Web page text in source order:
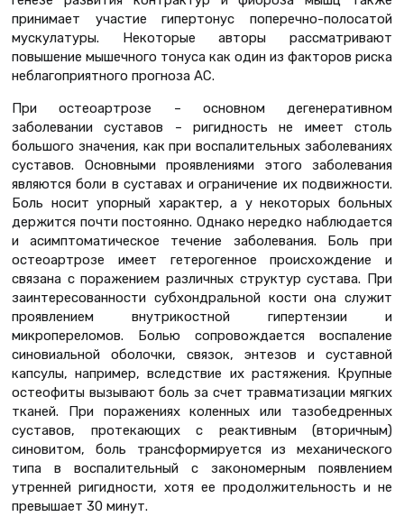
принимает участие гипертонус поперечно-полосатой
мускулатуры. Некоторые авторы рассматривают
повышение мышечного тонуса как один из факторов риска
неблагоприятного прогноза АС.
При остеоартрозе – основном дегенеративном
заболевании суставов – ригидность не имеет столь
большого значения, как при воспалительных заболеваниях
суставов. Основными проявлениями этого заболевания
являются боли в суставах и ограничение их подвижности.
Боль носит упорный характер, а у некоторых больных
держится почти постоянно. Однако нередко наблюдается
и асимптоматическое течение заболевания. Боль при
остеоартрозе имеет гетерогенное происхождение и
связана с поражением различных структур сустава. При
заинтересованности субхондральной кости она служит
проявлением внутрикостной гипертензии и
микропереломов. Болью сопровождается воспаление
синовиальной оболочки, связок, энтезов и суставной
капсулы, например, вследствие их растяжения. Крупные
остеофиты вызывают боль за счет травматизации мягких
тканей. При поражениях коленных или тазобедренных
суставов, протекающих с реактивным (вторичным)
синовитом, боль трансформируется из механического
типа в воспалительный с закономерным появлением
утренней ригидности, хотя ее продолжительность и не
превышает 30 минут.